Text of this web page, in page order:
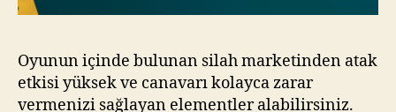
Oyunun içinde bulunan silah marketinden atak
etkisi yüksek ve canavarı kolayca zarar
vermenizi sağlayan elementler alabilirsiniz.